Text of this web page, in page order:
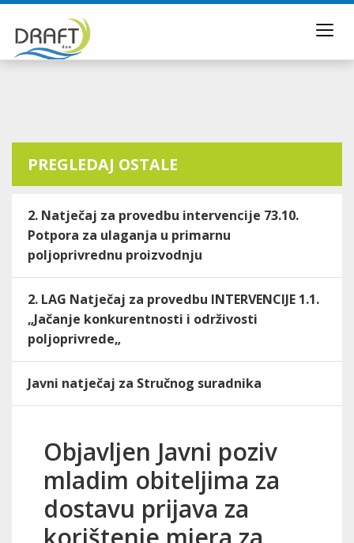
PREGLEDAJ OSTALE
2. Natječaj za provedbu intervencije 73.10.
Potpora za ulaganja u primarnu
poljoprivrednu proizvodnju
2. LAG Natječaj za provedbu INTERVENCIJE 1.1.
„Jačanje konkurentnosti i održivosti
poljoprivrede„
Javni natječaj za Stručnog suradnika
Objavljen Javni poziv
mladim obiteljima za
dostavu prijava za